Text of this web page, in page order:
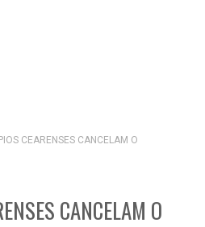
CEARENSES CANCELAM O
CANCELAM O